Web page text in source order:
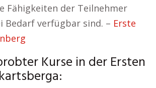
Fähigkeiten der Teilnehmer
Bedarf verfügbar sind. – Erste
Kurse in der Ersten